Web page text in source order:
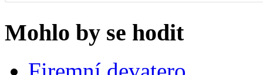
Mohlo by se hodit